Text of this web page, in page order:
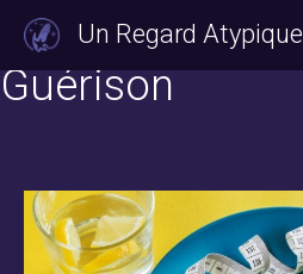
contenu
Un Regard Atypique
Guérison